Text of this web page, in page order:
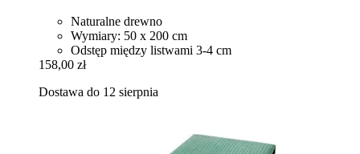
Naturalne drewno
Wymiary: 50 x 200 cm
Odstęp między listwami 3-4 cm
158,00 zł
Dostawa do 12 sierpnia